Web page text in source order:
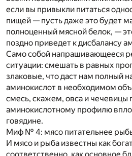
если вы привыкли питаться
пищей — пусть даже это будет
полноценный мясной белок, —
поздно приведет к дисбалансу
Само собой напрашивающееся
ситуации: смешать в равных
злаковые, что даст нам полный
аминокислот в необходимом
смесь, скажем, овса и чечевицы
аминокислотному профилю
говядине.
Миф № 4: мясо питательнее
И мясо и рыба известны как